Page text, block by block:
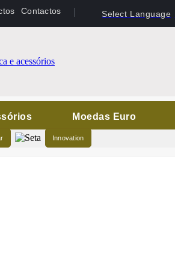
Contactos Select Language
Moedas Euro
Innovation